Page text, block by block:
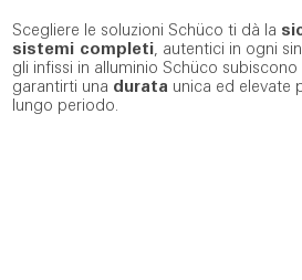
Scegliere le soluzioni Schüco ti dà la
sistemi completi, autentici in ogni
gli infissi in alluminio Schüco subiscono
garantirti una durata unica ed elevate
lungo periodo.